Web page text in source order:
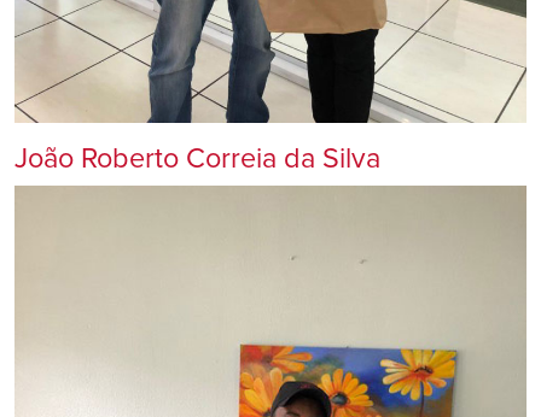
João Roberto Correia da Silva